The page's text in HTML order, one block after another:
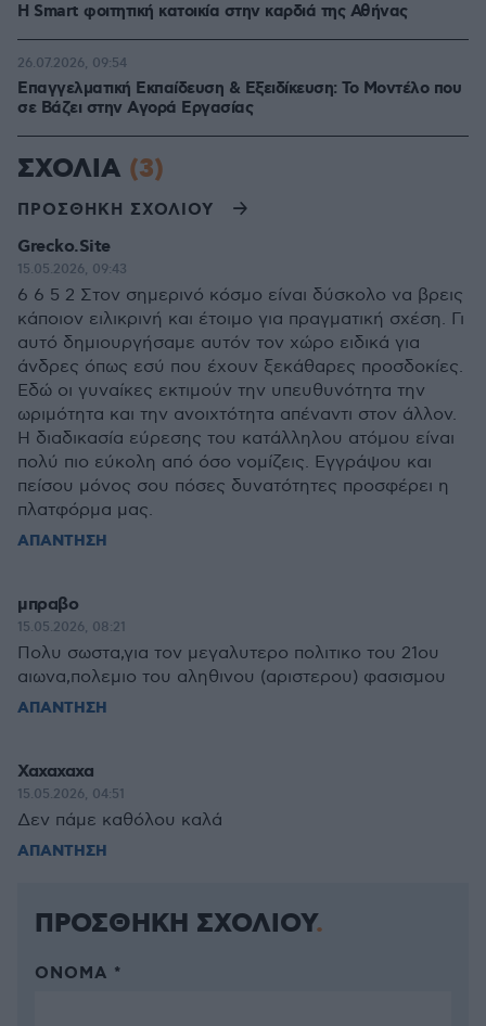
Η Smart φοιτητική κατοικία στην καρδιά της Αθήνας
Επαγγελματική Εκπαίδευση & Εξειδίκευση: Το Mοντέλο που
σε Bάζει στην Aγορά Eργασίας
26.07.2026, 09:54
ΣΧΟΛΙΑ (3)
ΠΡΟΣΘΗΚΗ ΣΧΟΛΙΟΥ
Grecko.Site
15.05.2026, 09:43
6 6 5 2 Στον σημερινό κόσμο είναι δύσκολο να βρεις
κάποιον ειλικρινή και έτοιμο για πραγματική σχέση. Γι
αυτό δημιουργήσαμε αυτόν τον χώρο ειδικά για
άνδρες όπως εσύ που έχουν ξεκάθαρες προσδοκίες.
Εδώ οι γυναίκες εκτιμούν την υπευθυνότητα την
ωριμότητα και την ανοιχτότητα απέναντι στον άλλον.
Η διαδικασία εύρεσης του κατάλληλου ατόμου είναι
πολύ πιο εύκολη από όσο νομίζεις. Εγγράψου και
πείσου μόνος σου πόσες δυνατότητες προσφέρει η
πλατφόρμα μας.
ΑΠΑΝΤΗΣΗ
μπραβο
15.05.2026, 08:21
Πολυ σωστα,για τον μεγαλυτερο πολιτικο του 21ου
αιωνα,πολεμιο του αληθινου (αριστερου) φασισμου
ΑΠΑΝΤΗΣΗ
Χαχαχαχα
15.05.2026, 04:51
Δεν πάμε καθόλου καλά
ΑΠΑΝΤΗΣΗ
ΠΡΟΣΘΗΚΗ ΣΧΟΛΙΟΥ
ΌΝΟΜΑ *